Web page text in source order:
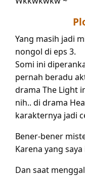
Yang masih jadi
nongol di eps 3.
Somi ini
pernah beradu
drama The Light
nih.. di drama
karakternya jadi
Bener-bener
Karena yang
Dan saat